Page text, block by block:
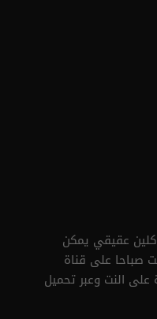
عقيقي يمكن
صباحا على قناة
النت وعبر تحميل